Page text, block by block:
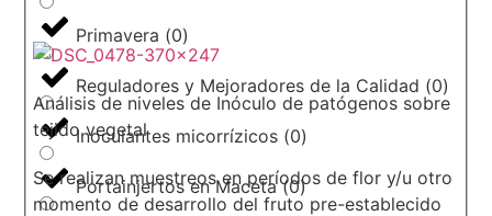
Primavera (0)
Reguladores y Mejoradores de la Calidad (0)
Inoculantes micorrízicos (0)
Portainjertos en Maceta (0)
Análisis de niveles de Inóculo de patógenos sobre
tejido vegetal
Se realizan muestreos en períodos de flor y/u otro
momento de desarrollo del fruto pre-establecido